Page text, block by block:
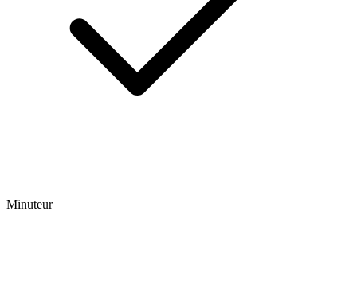
Minuteur